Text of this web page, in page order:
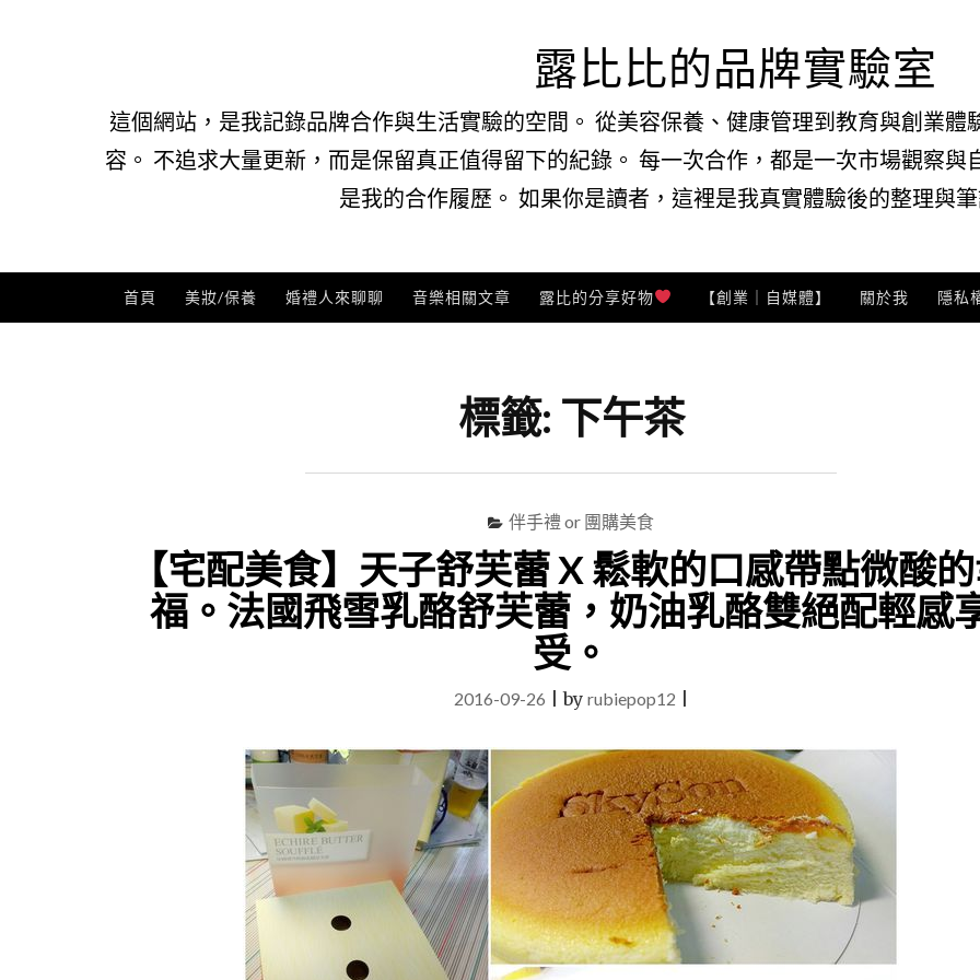
露比比的品牌實驗室
這個網站，是我記錄品牌合作與生活實驗的空間。 從美容保養、健康管理到教育與創業
容。 不追求大量更新，而是保留真正值得留下的紀錄。 每一次合作，都是一次市場觀察
是我的合作履歷。 如果你是讀者，這裡是我真實體驗後的整理與
首頁 美妝/保養 婚禮人來聊聊 音樂相關文章 露比的分享好物 【創業｜自媒體】 關於我 隱私
標籤: 下午茶
伴手禮 or 團購美食
【宅配美食】天子舒芙蕾 X 鬆軟的口感帶點微酸
福。法國飛雪乳酪舒芙蕾，奶油乳酪雙絕配輕感
受。
2016-09-26 |by rubiepop12